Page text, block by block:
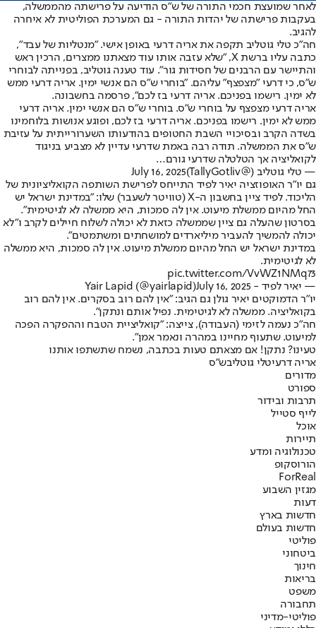
לאחר שמועצת חכמי התורה של ש"ס הודיעה על פרישתה מהממשלה,
בעקבות פרישתה של יהדות התורה - גם המערכת הפוליטית לא איחרה
להגיב.
חה"כ טלי גוטליב תקפה את אריה דרעי באופן אישי. "מנטליות של עבד",
כתבה עליו ברשת X, "שלא עזבה אותו עוד מצאתנו ממצרים, הרכין ראש
והתיישר עם הרבנים של חסידות גור". עוד טענה גוטליב, בפנייתה לבוחרי
ש"ס, כי דרעי "מצפצף" עליהם. "בוחרי ש״ס הם אנשי ימין. אריה דרעי ממש
לא ימין. רישמו בפניכם. אריה דרעי בז לכם", פרסמה בחשבונה.
אריה דרעי מצפצף על בוחרי ש״ס. בוחרי ש״ס הם אנשי ימין. אריה דרעי
ממש לא ימין. רישמו בפניכם. אריה דרעי בז לכם, ופוגע אנושות בלוחמינו
בשדה הקרב ובסיכויי השבת החטופים בהודעותו השערורייתית על עזיבת
ש״ס את הממשלה. תודה רבה באמת שדרעי עדיין לא מצביע בניגוד
לקואליציה אך הטלטלה שדרעי גורם…
— טלי גוטליב (@TallyGotliv)
July 16, 2025
גם יו"ר האופוזציה יאיר לפיד התייחס לפרישת השותפה הקואליציונית של
הליכוד. לפיד ציין בחשבון ה-X (טוויטר לשעבר) שלו: "במדינת ישראל יש
החל מהיום ממשלת מיעוט. אין לה סמכות, היא ממשלה לא לגיטימית".
בסרטון שהעלה גם ציין שממשלה כזאת לא יכולה לשלוח חיילים לקרב ו"לא
יכולה להמשיך להעביר מיליארדים למושחתים ומשתמטים".
במדינת ישראל יש החל מהיום ממשלת מיעוט. אין לה סמכות, היא ממשלה
לא לגיטימית.
pic.twitter.com/VvWZ1NMq73
— יאיר לפיד - Yair Lapid (@yairlapid) July 16, 2025
יו"ר הדמוקטים יאיר גולן גם הגיב: "אין להם רוב בסקרים. אין להם רוב
בקואליציה. ממשלה לא לגיטימית. נפיל אותם ונתקן".
חה"כ נעמה לזימי (העבודה), צייצה: "קואליציית הטבח וההפקרה הפכה
למיעוט. שתעוף מחיינו במהרה ונאמר אמן".
טעינו? נתקן! אם מצאתם טעות בכתבה, נשמח שתשתפו אותנו
אריה דרעיטלי גוטליבש"ס
מדורים
ספורט
תרבות ובידור
לייף סטייל
אוכל
תיירות
טכנולוגיה ומדע
הורוסקופ
ForReal
מגזין השבוע
דעות
חדשות בארץ
חדשות בעולם
פוליטי
ביטחוני
חינוך
בריאות
משפט
תחבורה
פוליטי-מדיני